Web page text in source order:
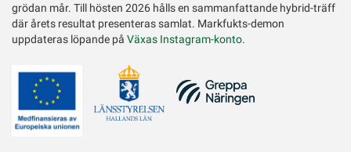
grödan mår. Till hösten 2026 hålls en sammanfattande hybrid-träff
där årets resultat presenteras samlat. Markfukts-demon
uppdateras löpande på Växas Instagram-konto.